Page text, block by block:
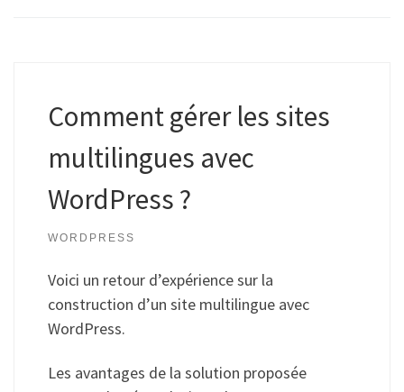
Comment gérer les sites
multilingues avec
WordPress ?
WORDPRESS
Voici un retour d’expérience sur la
construction d’un site multilingue avec
WordPress.
Les avantages de la solution proposée